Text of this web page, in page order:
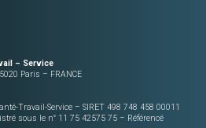
– Service
Paris – FRANCE
Travail-Service – SIRET 498 748 458 00011
sous le n° 11 75 42575 75 – Référencé